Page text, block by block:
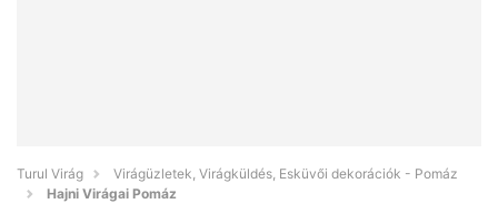
Turul Virág
Virágüzletek, Virágküldés, Esküvői dekorációk - Pomáz
Hajni Virágai Pomáz